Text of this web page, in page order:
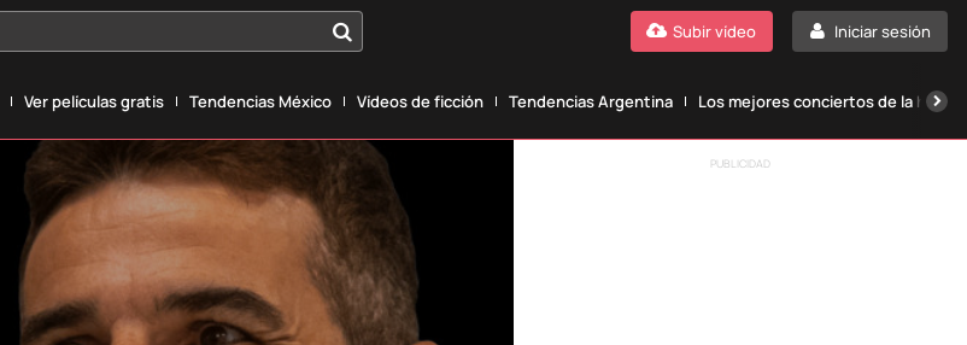
Iniciar sesión
Subir vídeo
Ver películas gratis Tendencias México Vídeos de ficción Tendencias Argentina Los mejores conciertos de la
PUBLICIDAD